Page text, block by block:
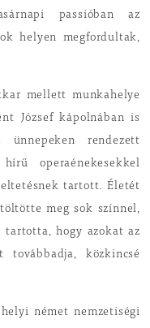
passióban az
helyen megfordultak,
mellett munkahelye
József kápolnában is
ünnepeken rendezett
operaénekesekkel
tartott. Életét
meg sok színnel,
tartotta, hogy azokat az
közkincsé
német nemzetiségi